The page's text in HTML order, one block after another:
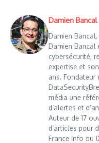
Damien Bancal
Damien
Damien Bancal
cybersécurité,
expertise et
ans. Fondateur
média une
d’alertes et
Auteur de 17
d’articles pour
France Info ou